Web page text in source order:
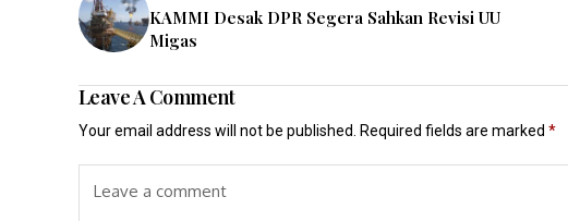
KAMMI Desak DPR Segera Sahkan Revisi UU
Migas
Leave A Comment
Your email address will not be published. Required fields are marked *